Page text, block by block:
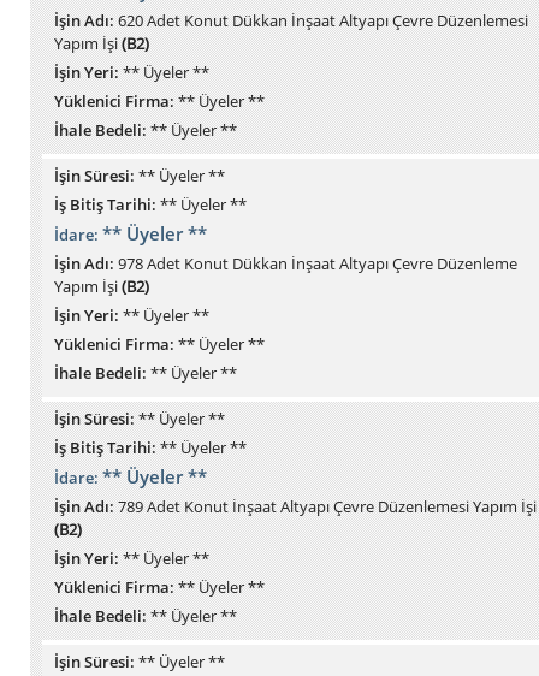
İşin Adı:620 Adet Konut Dükkan İnşaat Altyapı Çevre Düzenlemesi
Yapım İşi(B2)
İşin Yeri:** Üyeler **
Yüklenici Firma:** Üyeler **
İhale Bedeli:** Üyeler **
İşin Süresi: ** Üyeler **
İş Bitiş Tarihi: ** Üyeler **
İdare: ** Üyeler **
İşin Adı: 978 Adet Konut Dükkan İnşaat Altyapı Çevre Düzenleme
Yapım İşi(B2)
İşin Yeri: ** Üyeler **
Yüklenici Firma: ** Üyeler **
İhale Bedeli: ** Üyeler **
İşin Süresi:** Üyeler **
İş Bitiş Tarihi:** Üyeler **
İdare:** Üyeler **
İşin Adı:789 Adet Konut İnşaat Altyapı Çevre Düzenlemesi Yapım İşi
(B2)
İşin Yeri:** Üyeler **
Yüklenici Firma:** Üyeler **
İhale Bedeli:** Üyeler **
İşin Süresi: ** Üyeler **